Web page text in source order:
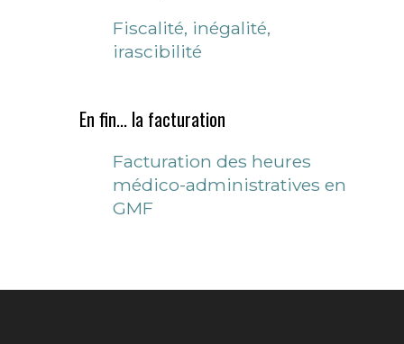
Fiscalité, inégalité,
irascibilité
En fin... la facturation
Facturation des heures
médico-administratives en
GMF